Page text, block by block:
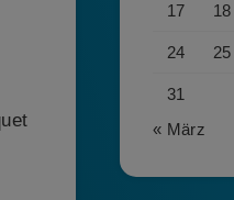
17 18
24 25
31
« März